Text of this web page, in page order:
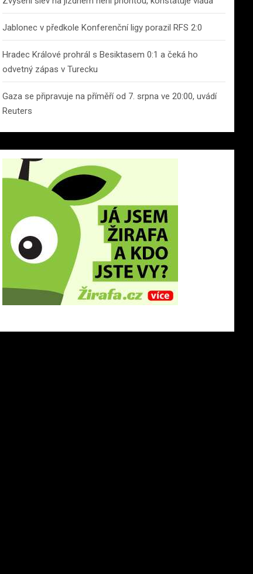
Jablonec v předkole Konferenční ligy porazil RFS 2:0
Hradec Králové prohrál s Besiktasem 0:1 a čeká ho
odvetný zápas v Turecku
Gaza se připravuje na příměří od 7. srpna ve 20:00, uvádí
Reuters